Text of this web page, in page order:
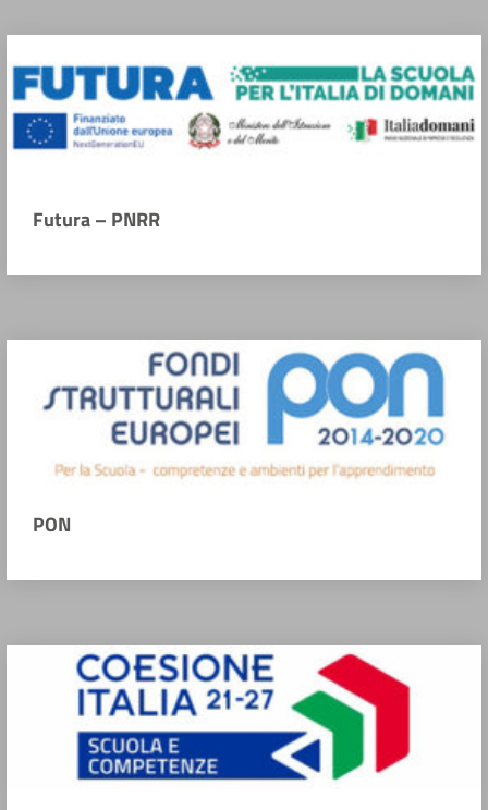
Futura – PNRR
PON